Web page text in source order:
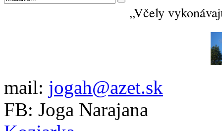
„Včely
mail: jogah@azet.sk
FB: Joga Narajana